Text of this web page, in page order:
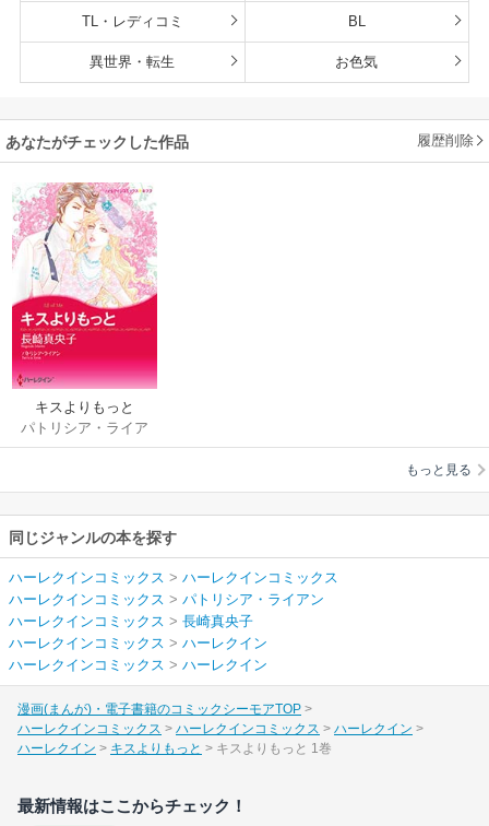
TL・レディコミ BL
異世界・転生 お色気
あなたがチェックした作品 履歴削除
キスよりもっと
パトリシア・ライア
ン/長崎真央子
もっと見る
同じジャンルの本を探す
ハーレクインコミックス > ハーレクインコミックス
ハーレクインコミックス > パトリシア・ライアン
ハーレクインコミックス > 長崎真央子
ハーレクインコミックス > ハーレクイン
ハーレクインコミックス > ハーレクイン
漫画(まんが)・電子書籍のコミックシーモアTOP
ハーレクインコミックス
ハーレクインコミックス
ハーレクイン
ハーレクイン
キスよりもっと キスよりもっと 1巻
最新情報はここからチェック！